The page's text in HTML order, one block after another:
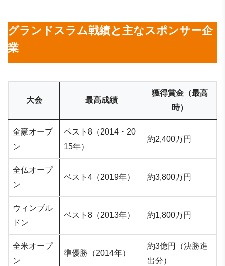
グランドスラム戦績と主なスポンサー企
業
大会 最高成績
獲得賞金（最高
時）
全豪オープ
ン
ベスト8（2014・20
15年）
約2,400万円
全仏オープ
ン
ベスト4（2019年） 約3,800万円
ウィンブル
ドン
ベスト8（2013年） 約1,800万円
全米オープ
ン
準優勝（2014年）
約3億円（決勝進
出分）